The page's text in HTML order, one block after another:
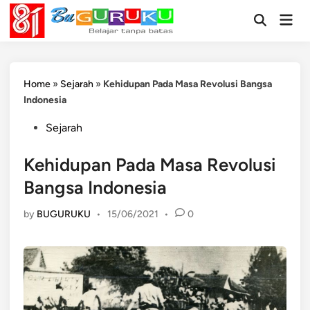
Skip
content
OpenMain
Home » Sejarah » Kehidupan Pada Masa Revolusi Bangsa
Indonesia
PostedSejarah
Kehidupan Pada Masa Revolusi
Bangsa Indonesia
by BUGURUKU • 15/06/2021 • 0